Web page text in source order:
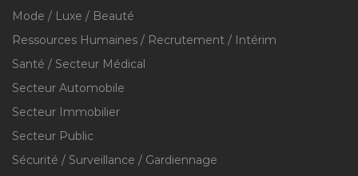
Mode / Luxe / Beauté
Ressources Humaines / Recrutement / Intérim
Santé / Secteur Médical
Secteur Automobile
Secteur Immobilier
Secteur Public
Sécurité / Surveillance / Gardiennage